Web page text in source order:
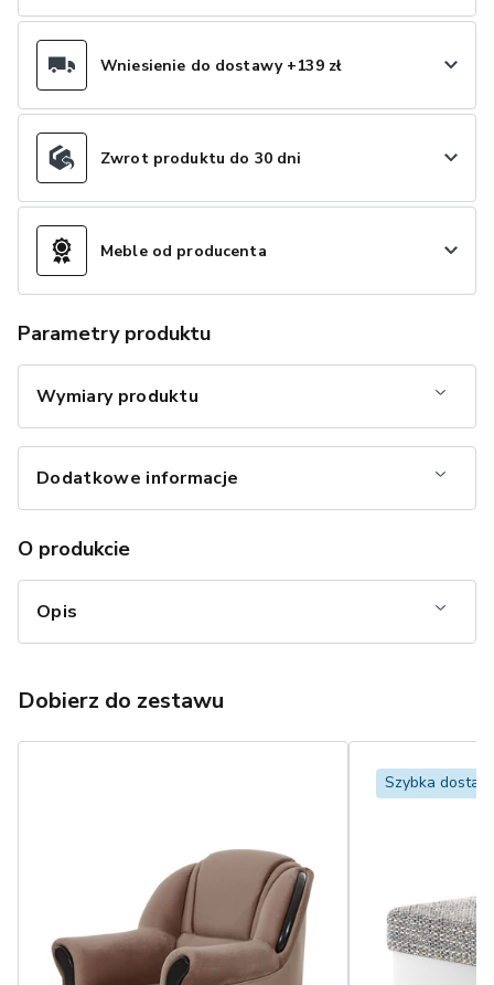
Wniesienie do dostawy +139 zł
Zwrot produktu do 30 dni
Meble od producenta
Parametry produktu
Wymiary produktu
Dodatkowe informacje
O produkcie
Opis
Dobierz do zestawu
Szybka